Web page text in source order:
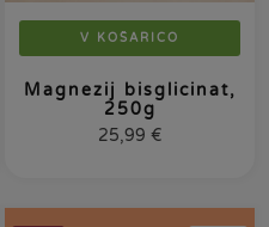
V KOŠARICO
Magnezij bisglicinat,
250g
25,99 €